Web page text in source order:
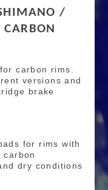
/
carbon rims.
versions and
brake
for rims with
carbon
dry conditions